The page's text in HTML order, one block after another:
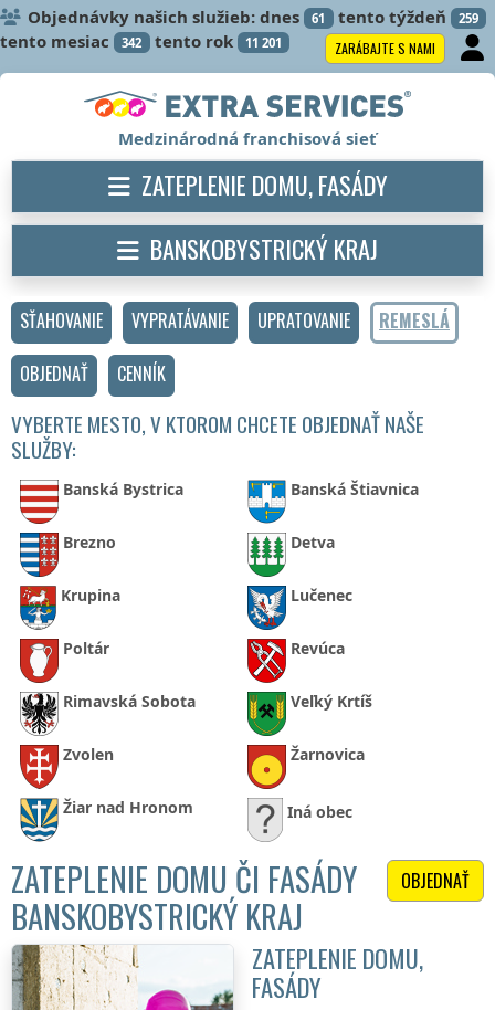
Objednávky našich služieb: dnes 61 tento týždeň 259
tento mesiac 342 tento rok 11 201 ZARÁBAJTE S NAMI
SŤAHOVANIE VYPRATÁVANIE UPRATOVANIE
REMESLÁ
OBJEDNAŤ
CENNÍK
VYBERTE MESTO, V KTOROM CHCETE OBJEDNAŤ NAŠE
SLUŽBY:
Banská Bystrica Banská Štiavnica
Brezno Detva
Krupina Lučenec
Poltár Revúca
Rimavská Sobota Veľký Krtíš
Zvolen Žarnovica
Žiar nad Hronom Iná obec
OBJEDNAŤ
ZATEPLENIE DOMU ČI FASÁDY
BANSKOBYSTRICKÝ KRAJ
ZATEPLENIE DOMU,
FASÁDY
Medzinárodná franchisová sieť
ZATEPLENIE DOMU, FASÁDY
BANSKOBYSTRICKÝ KRAJ